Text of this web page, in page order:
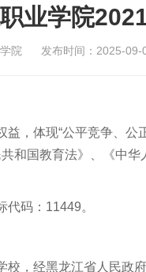
业学院
院 发布时间：2025-09-
，体现“公平竞争、公
和国教育法》、《中
码： 11449。
，经黑龙江省人民政